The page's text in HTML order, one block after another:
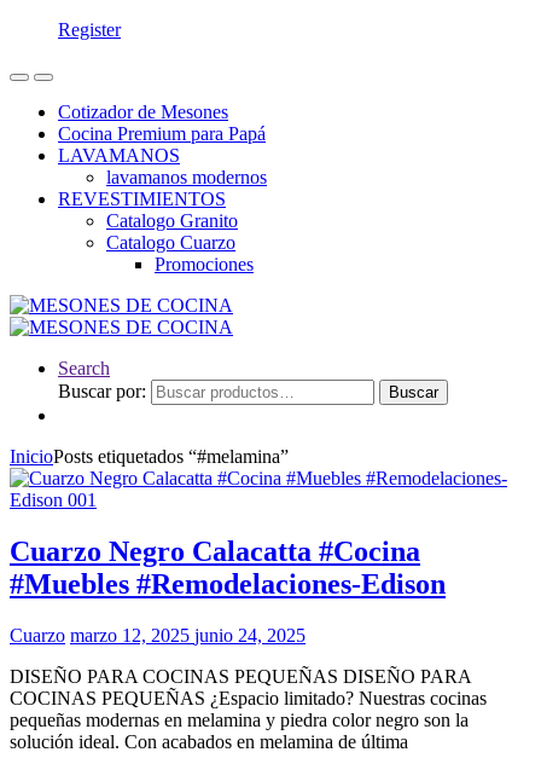
Register
Cotizador de Mesones
Cocina Premium para Papá
LAVAMANOS
lavamanos modernos
REVESTIMIENTOS
Catalogo Granito
Catalogo Cuarzo
Promociones
Search
Buscar por:
Buscar
InicioPosts etiquetados “#melamina”
Cuarzo Negro Calacatta #Cocina
#Muebles #Remodelaciones-Edison
Cuarzo marzo 12, 2025 junio 24, 2025
DISEÑO PARA COCINAS PEQUEÑAS DISEÑO PARA
COCINAS PEQUEÑAS ¿Espacio limitado? Nuestras cocinas
pequeñas modernas en melamina y piedra color negro son la
solución ideal. Con acabados en melamina de última